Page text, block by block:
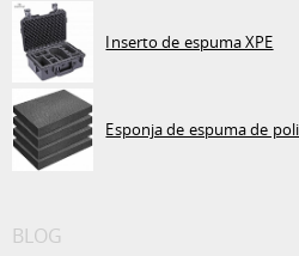
Inserto de espuma XPE
Esponja de espuma de
BLOG